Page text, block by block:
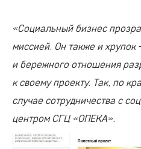
«Социальный бизнес
миссией. Он также и
и бережного отношения
к своему проекту. Так, по
случае сотрудничества с
центром СГЦ «ОПЕКА».